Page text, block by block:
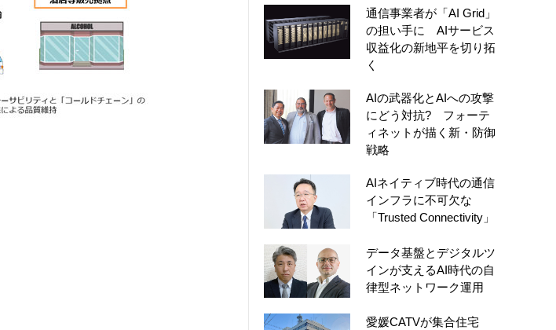
通信事業者が「AI Grid」
の担い手に AIサービス
収益化の新地平を切り拓
く
AIの武器化とAIへの攻撃
にどう対抗? フォーテ
ィネットが描く新・防御
戦略
AIネイティブ時代の通信
インフラに不可欠な
「Trusted Connectivity」
データ基盤とデジタルツ
インが支えるAI時代の自
律型ネットワーク運用
愛媛CATVが集合住宅